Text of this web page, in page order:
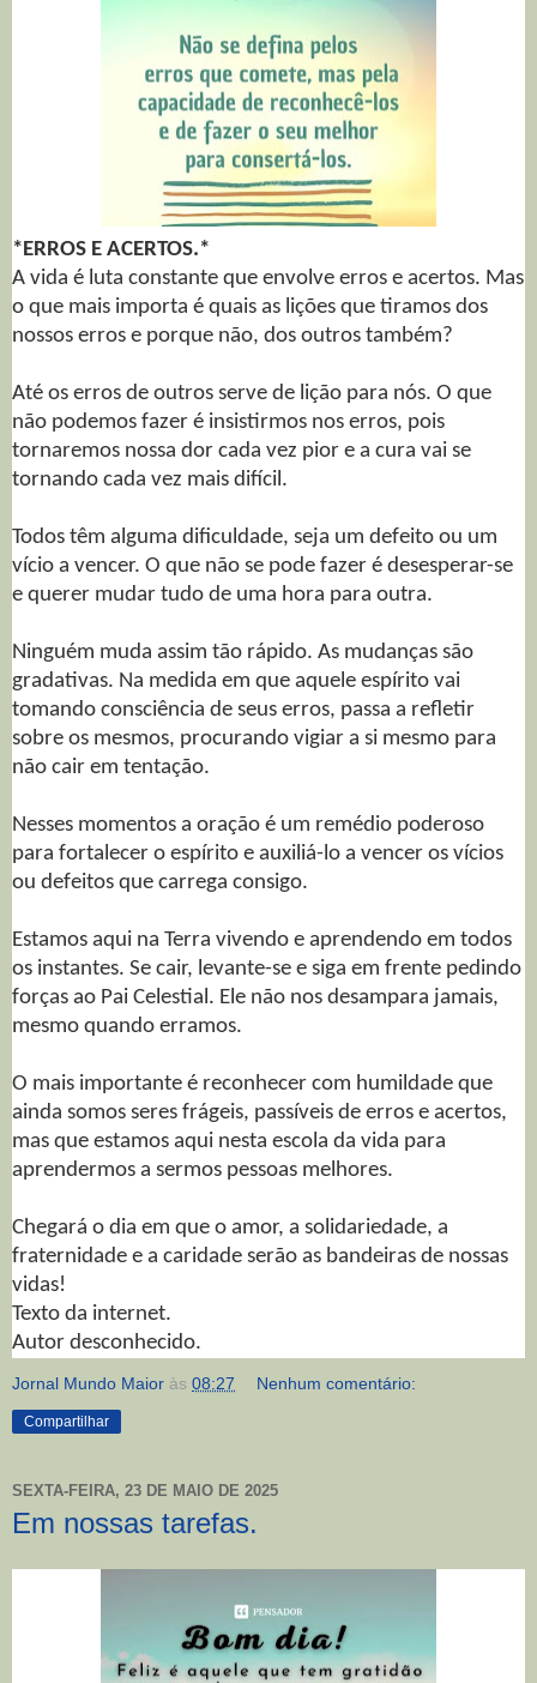
*ERROS E ACERTOS.*
A vida é luta constante que envolve erros e acertos. Mas
o que mais importa é quais as lições que tiramos dos
nossos erros e porque não, dos outros também?
Até os erros de outros serve de lição para nós. O que
não podemos fazer é insistirmos nos erros, pois
tornaremos nossa dor cada vez pior e a cura vai se
tornando cada vez mais difícil.
Todos têm alguma dificuldade, seja um defeito ou um
vício a vencer. O que não se pode fazer é desesperar-se
e querer mudar tudo de uma hora para outra.
Ninguém muda assim tão rápido. As mudanças são
gradativas. Na medida em que aquele espírito vai
tomando consciência de seus erros, passa a refletir
sobre os mesmos, procurando vigiar a si mesmo para
não cair em tentação.
Nesses momentos a oração é um remédio poderoso
para fortalecer o espírito e auxiliá-lo a vencer os vícios
ou defeitos que carrega consigo.
Estamos aqui na Terra vivendo e aprendendo em todos
os instantes. Se cair, levante-se e siga em frente pedindo
forças ao Pai Celestial. Ele não nos desampara jamais,
mesmo quando erramos.
O mais importante é reconhecer com humildade que
ainda somos seres frágeis, passíveis de erros e acertos,
mas que estamos aqui nesta escola da vida para
aprendermos a sermos pessoas melhores.
Chegará o dia em que o amor, a solidariedade, a
fraternidade e a caridade serão as bandeiras de nossas
vidas!
Texto da internet.
Autor desconhecido.
Jornal Mundo Maior às 08:27 Nenhum comentário:
Compartilhar
SEXTA-FEIRA, 23 DE MAIO DE 2025
Em nossas tarefas.